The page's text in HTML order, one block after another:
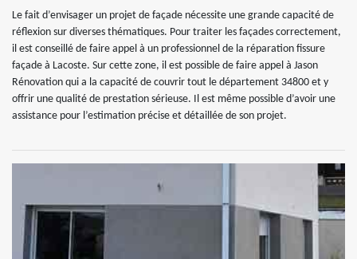
Le fait d’envisager un projet de façade nécessite une grande capacité de
réflexion sur diverses thématiques. Pour traiter les façades correctement,
il est conseillé de faire appel à un professionnel de la réparation fissure
façade à Lacoste. Sur cette zone, il est possible de faire appel à Jason
Rénovation qui a la capacité de couvrir tout le département 34800 et y
offrir une qualité de prestation sérieuse. Il est même possible d’avoir une
assistance pour l’estimation précise et détaillée de son projet.